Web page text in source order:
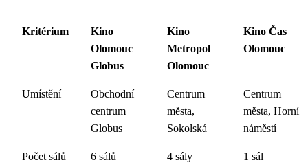
Kritérium
Kino
Olomouc
Globus
Kino
Metropol
Olomouc
Kino Čas
Olomouc
Umístění
Obchodní
centrum
Globus
Centrum
města,
Sokolská
Centrum
města, Horní
náměstí
Počet sálů 6 sálů 4 sály 1 sál